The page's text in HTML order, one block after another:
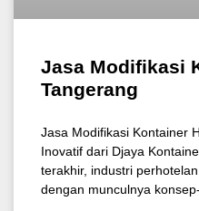
Jasa Modifikasi
Tangerang
Jasa Modifikasi Kontainer
Inovatif dari Djaya
terakhir, industri
dengan munculnya